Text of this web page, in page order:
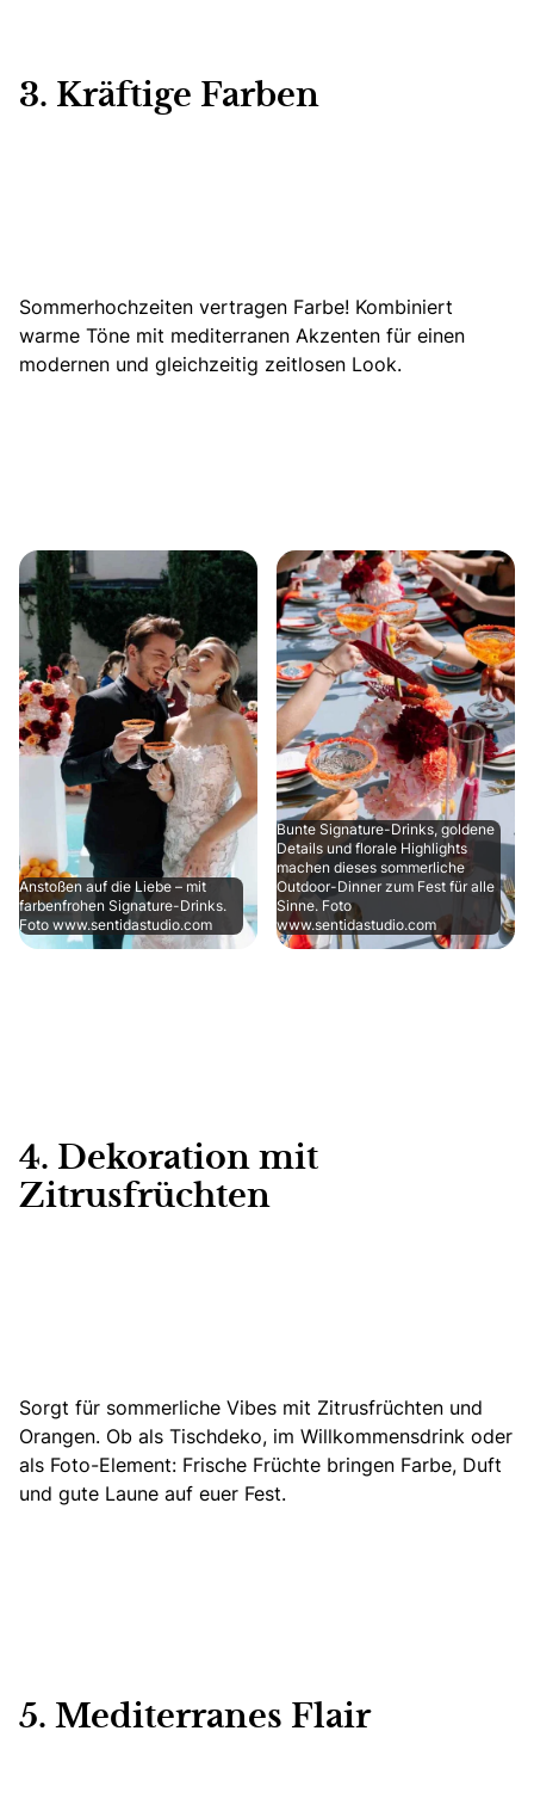
3. Kräftige Farben
Sommerhochzeiten vertragen Farbe! Kombiniert
warme Töne mit mediterranen Akzenten für einen
modernen und gleichzeitig zeitlosen Look.
Anstoßen auf die Liebe – mit
farbenfrohen Signature-Drinks.
Foto www.sentidastudio.com
Bunte Signature-Drinks, goldene
Details und florale Highlights
machen dieses sommerliche
Outdoor-Dinner zum Fest für alle
Sinne. Foto
www.sentidastudio.com
4. Dekoration mit
Zitrusfrüchten
Sorgt für sommerliche Vibes mit Zitrusfrüchten und
Orangen. Ob als Tischdeko, im Willkommensdrink oder
als Foto-Element: Frische Früchte bringen Farbe, Duft
und gute Laune auf euer Fest.
5. Mediterranes Flair